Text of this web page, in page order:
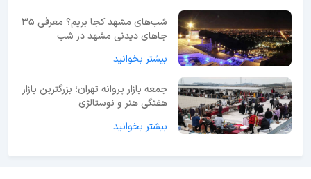
شب‌های مشهد کجا بریم؟ معرفی 35
جاهای دیدنی مشهد در شب
بیشتر بخوانید
جمعه بازار پروانه تهران؛ بزرگترین بازار
هفتگی هنر و نوستالژی
بیشتر بخوانید